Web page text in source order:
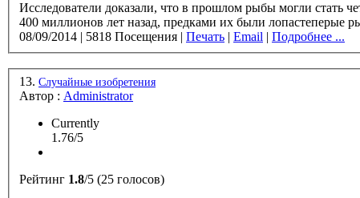
Исследователи доказали, что в прошлом рыбы могли стать
400 миллионов лет назад, предками их были лопастеперые
08/09/2014 | 5818 Посещения | Печать | Email | Подробнее ...
13. Случайные изобретения
Автор : Administrator
Currently
1.76/5
Рейтинг 1.8/5 (25 голосов)